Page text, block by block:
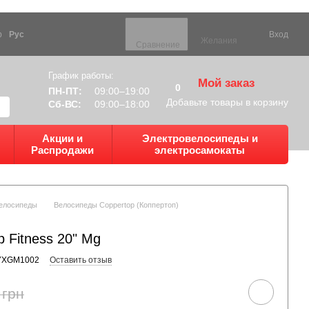
Рус
Сравнение
Желания
Вход
График работы:
ПН-ПТ:
09:00–19:00
Сб-ВС:
09:00–18:00
0 Мой заказ
Добавьте товары в корзину
Акции и
Распродажи
Электровелосипеды и
электросамокаты
Велосипеды Coppertop (Коппертоп)
Fitness 20" Mg
Оставить отзыв